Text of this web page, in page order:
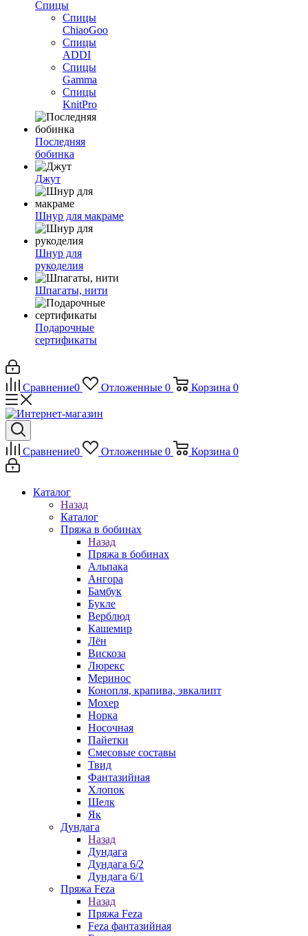
Спицы
Спицы
ChiaoGoo
Спицы
ADDI
Спицы
Gamma
Спицы
KnitPro
Последняя
бобинка
Джут
Шнур для макраме
Шнур для
рукоделия
Шпагаты, нити
Подарочные
сертификаты
Сравнение0 Отложенные 0 Корзина 0
Сравнение0 Отложенные 0 Корзина 0
Каталог
Назад
Каталог
Пряжа в бобинах
Назад
Пряжа в бобинах
Альпака
Ангора
Бамбук
Букле
Верблюд
Кашемир
Лён
Вискоза
Люрекс
Меринос
Конопля, крапива, эвкалипт
Мохер
Норка
Носочная
Пайетки
Смесовые составы
Твид
Фантазийная
Хлопок
Шелк
Як
Дундага
Назад
Дундага
Дундага 6/2
Дундага 6/1
Пряжа Feza
Назад
Пряжа Feza
Feza фантазийная